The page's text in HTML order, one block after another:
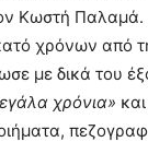
Κωστή Παλαμά.
χρόνων από
με δικά του
χρόνια»